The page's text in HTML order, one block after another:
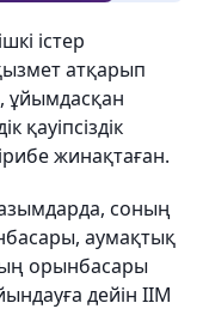
істер
атқарып
ұйымдасқан
қауіпсіздік
жинақтаған.
соның
аумақтық
орынбасары
дейін ІІМ